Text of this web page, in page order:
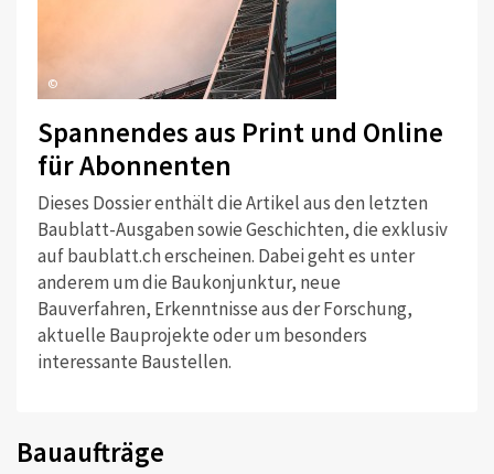
©
Spannendes aus Print und Online
für Abonnenten
Dieses Dossier enthält die Artikel aus den letzten
Baublatt-Ausgaben sowie Geschichten, die exklusiv
auf baublatt.ch erscheinen. Dabei geht es unter
anderem um die Baukonjunktur, neue
Bauverfahren, Erkenntnisse aus der Forschung,
aktuelle Bauprojekte oder um besonders
interessante Baustellen.
Bauaufträge